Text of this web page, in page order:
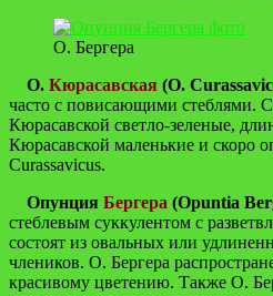
О. Бергера
О. Кюрасавская (O.
часто с повисающими стеблями.
Кюрасавской светло-зеленые,
Кюрасавской маленькие и скоро
Curassavicus.
Опунция Бергера (Opuntia
стеблевым суккулентом с
состоят из овальных или
члеников. О. Бергера
красивому цветению. Также О.